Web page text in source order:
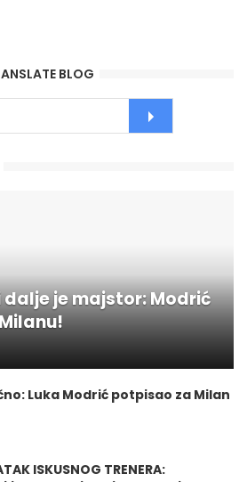
BLOG
dalje je majstor: Modrić
Luka Modrić potpisao za Milan
ISKUSNOG TRENERA: